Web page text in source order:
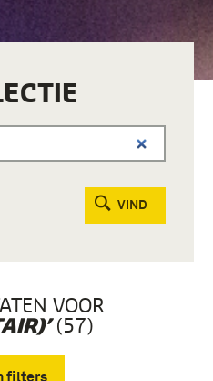
VIND
VOOR
(57)
filters